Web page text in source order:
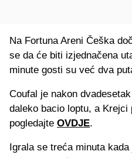
Na Fortuna Areni Češka
se da će biti izjednačena
minute gosti su već dva
Coufal je nakon
daleko bacio loptu, a Krejci
pogledajte OVDJE.
Igrala se treća minuta